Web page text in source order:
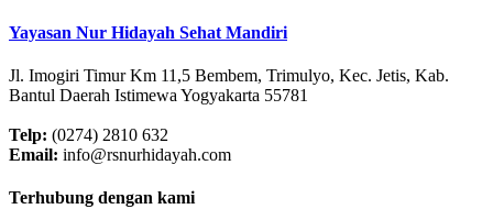
Yayasan Nur Hidayah Sehat Mandiri
Jl. Imogiri Timur Km 11,5 Bembem, Trimulyo, Kec. Jetis, Kab.
Bantul Daerah Istimewa Yogyakarta 55781
Telp: (0274) 2810 632
Email: info@rsnurhidayah.com
Terhubung dengan kami